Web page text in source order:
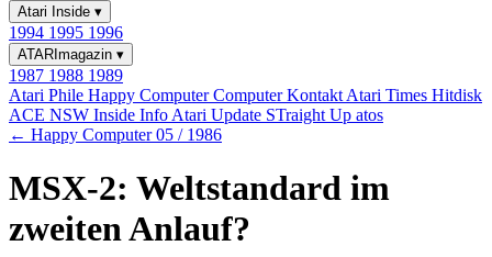
Atari Inside ▾
1994 1995 1996
ATARImagazin ▾
1987 1988 1989
Atari Phile Happy ComputerComputer Kontakt Atari Times Hitdisk
ACE NSW Inside Info Atari Update STraight Up atos
← Happy Computer 05 / 1986
MSX-2: Weltstandard im
zweiten Anlauf?